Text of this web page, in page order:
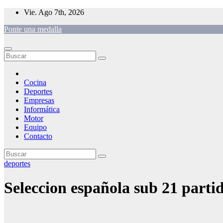
Saltar
contenido
Vie. Ago 7th, 2026
Ponte una medalla
Cocina
Deportes
Empresas
Informática
Motor
Equipo
Contacto
deportes
Seleccion española sub 21